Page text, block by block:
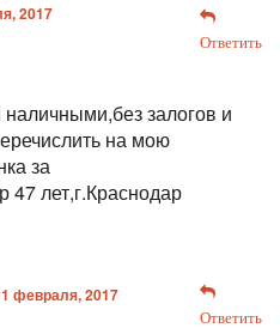
2017
Ответить
залогов и
на мою
за
47 лет,г.Краснодар
февраля, 2017
Ответить